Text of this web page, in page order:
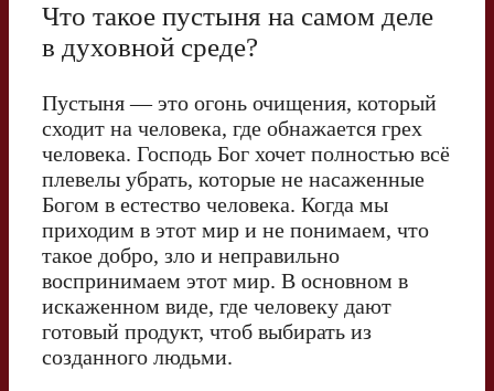
Что такое пустыня на самом деле
в духовной среде?
Пустыня — это огонь очищения, который
сходит на человека, где обнажается грех
человека. Господь Бог хочет полностью всё
плевелы убрать, которые не насаженные
Богом в естество человека. Когда мы
приходим в этот мир и не понимаем, что
такое добро, зло и неправильно
воспринимаем этот мир. В основном в
искаженном виде, где человеку дают
готовый продукт, чтоб выбирать из
созданного людьми.